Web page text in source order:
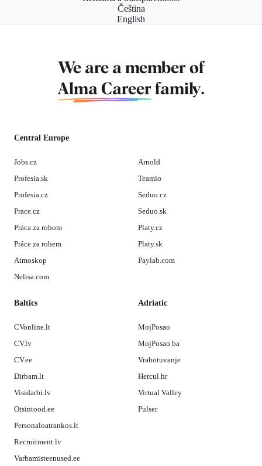
Čeština
English
We are a member of
Alma Career family.
Central Europe
Jobs.cz
Profesia.sk
Profesia.cz
Prace.cz
Práca za rohom
Práce za rohem
Atmoskop
Nelisa.com
Arnold
Teamio
Seduo.cz
Seduo.sk
Platy.cz
Platy.sk
Paylab.com
Baltics
CVonline.lt
CV.lv
CV.ee
Dirbam.lt
Visidarbi.lv
Otsintood.ee
Personaloatrankos.lt
Recruitment.lv
Varbamisteenused.ee
Adriatic
MojPosao
MojPosao.ba
Vrabotuvanje
Hercul.hr
Virtual Valley
Pulser